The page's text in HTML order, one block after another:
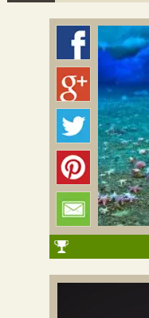
Colmeia Exchange
Perguntas Frequentes